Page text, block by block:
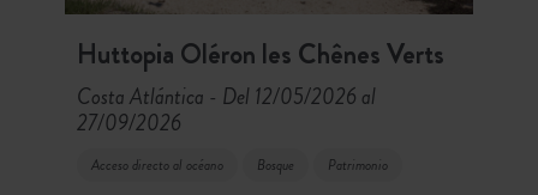
Huttopia Oléron les Chênes Verts
Costa Atlántica - Del 12/05/2026 al
27/09/2026
Acceso directo al océano Bosque Patrimonio